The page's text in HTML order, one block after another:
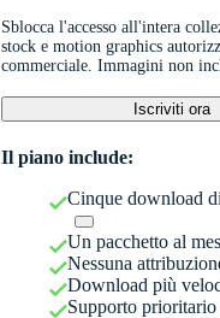
Sblocca l'accesso all'intera
stock e motion graphics
commerciale. Immagini non
Iscriviti ora
Il piano include:
Cinque download
Un pacchetto al
Nessuna
Download più
Supporto prioritario